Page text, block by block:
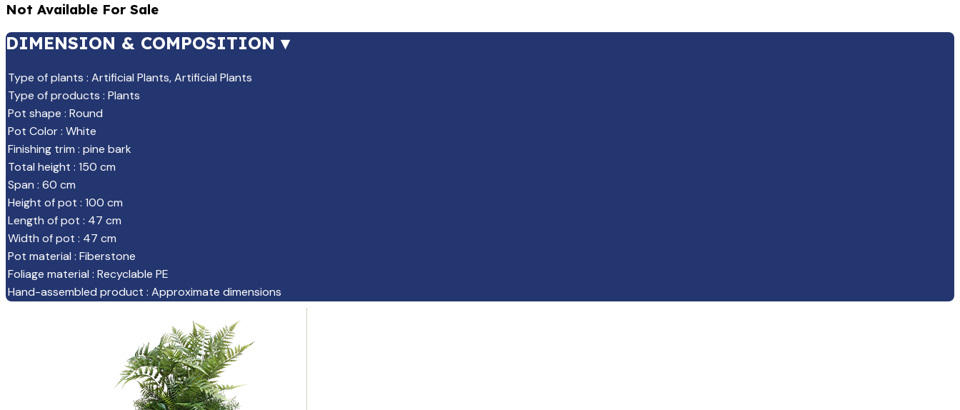
Not Available For Sale
DIMENSION & COMPOSITION ▾
Type of plants : Artificial Plants,Artificial Plants
Type of products : Plants
Pot shape : Round
Pot Color: White
Finishing trim : pine bark
Total height : 150 cm
Span : 60 cm
Height of pot : 100 cm
Length of pot : 47 cm
Width of pot : 47 cm
Pot material : Fiberstone
Foliage material : Recyclable PE
Hand-assembled product : Approximate dimensions